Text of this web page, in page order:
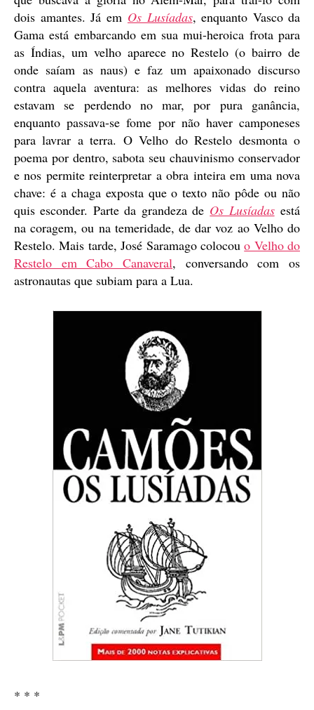
dois amantes. Já em Os Lusíadas, enquanto Vasco da
Gama está embarcando em sua mui-heroica frota para
as Índias, um velho aparece no Restelo (o bairro de
onde saíam as naus) e faz um apaixonado discurso
contra aquela aventura: as melhores vidas do reino
estavam se perdendo no mar, por pura ganância,
enquanto passava-se fome por não haver camponeses
para lavrar a terra. O Velho do Restelo desmonta o
poema por dentro, sabota seu chauvinismo conservador
e nos permite reinterpretar a obra inteira em uma nova
chave: é a chaga exposta que o texto não pôde ou não
quis esconder. Parte da grandeza de Os Lusíadasestá
na coragem, ou na temeridade, de dar voz ao Velho do
Restelo. Mais tarde, José Saramago colocouo Velho do
Restelo em Cabo Canaveral, conversando com os
astronautas que subiam para a Lua.
* * *